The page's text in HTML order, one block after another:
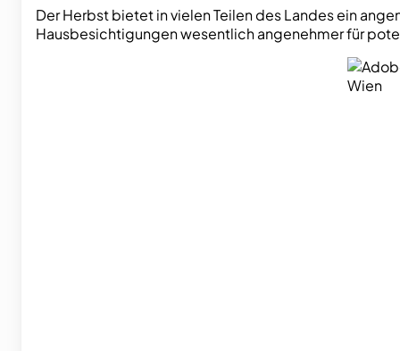
Der Herbst bietet in vielen Teilen des Landes ein
Hausbesichtigungen wesentlich angenehmer für